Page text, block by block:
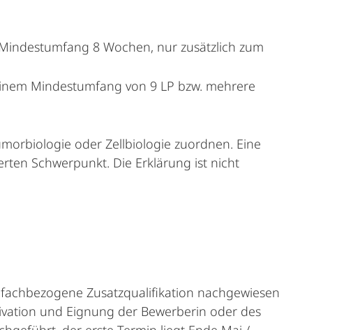
8 Wochen, nur zusätzlich zum
Mindestumfang von 9 LP bzw. mehrere
oder Zellbiologie zuordnen. Eine
Schwerpunkt. Die Erklärung ist nicht
Zusatzqualifikation nachgewiesen
und Eignung der Bewerberin oder des